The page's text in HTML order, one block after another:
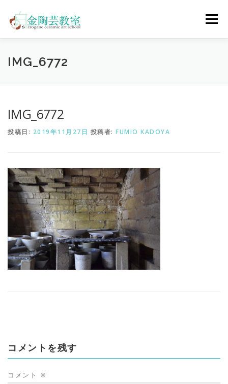
メニュー
陶芸体験コース
ENGLISH
IMG_6772
IMG_6772
投稿日: 2019年11月27日 投稿者: FUMIO KADOYA
コメントを残す
コメント ※